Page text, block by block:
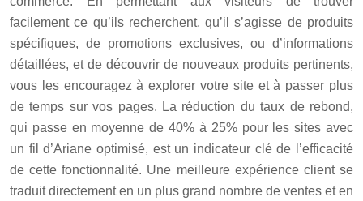
facilement ce qu’ils recherchent, qu’il s’agisse de produits
spécifiques, de promotions exclusives, ou d’informations
détaillées, et de découvrir de nouveaux produits pertinents,
vous les encouragez à explorer votre site et à passer plus
de temps sur vos pages. La réduction du taux de rebond,
qui passe en moyenne de 40% à 25% pour les sites avec
un fil d’Ariane optimisé, est un indicateur clé de l’efficacité
de cette fonctionnalité. Une meilleure expérience client se
traduit directement en un plus grand nombre de ventes et en